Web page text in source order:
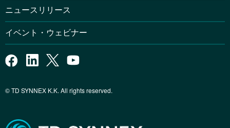
ニュースリリース
イベント・ウェビナー
© TD SYNNEX K.K. All rights reserved.